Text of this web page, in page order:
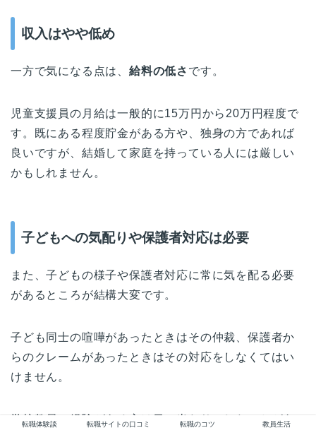
収入はやや低め
一方で気になる点は、 給料の低さ です。
児童支援員の月給は一般的に15万円から20万円程度で
す。既にある程度貯金がある方や、独身の方であれば
良いですが、結婚して家庭を持っている人には厳しい
かもしれません。
子どもへの気配りや保護者対応は必要
また、子どもの様子や保護者対応に常に気を配る必要
があるところが結構大変です。
子ども同士の喧嘩があったときはその仲裁、保護者か
らのクレームがあったときはその対応をしなくてはい
けません。
学校教員の経験がある方は目の当たりにしたことがあ
転職体験談 転職サイトの口コミ 転職のコツ 教員生活